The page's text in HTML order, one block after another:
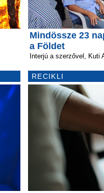
Mindössze 23
a Földet
Interjú a szerzővel, Kuti
RECIKLI